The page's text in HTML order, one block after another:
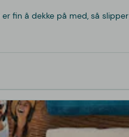
fin å dekke på med, så